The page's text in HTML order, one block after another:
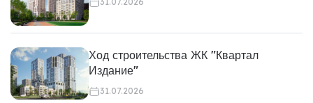
Ход строительства ЖК "Квартал
Издание"
31.07.2026